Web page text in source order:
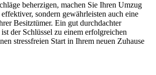
beherzigen, machen Sie Ihren Umzug
sondern gewährleisten auch eine
Besitztümer. Ein gut durchdachter
der Schlüssel zu einem erfolgreichen
stressfreien Start in Ihrem neuen Zuhause